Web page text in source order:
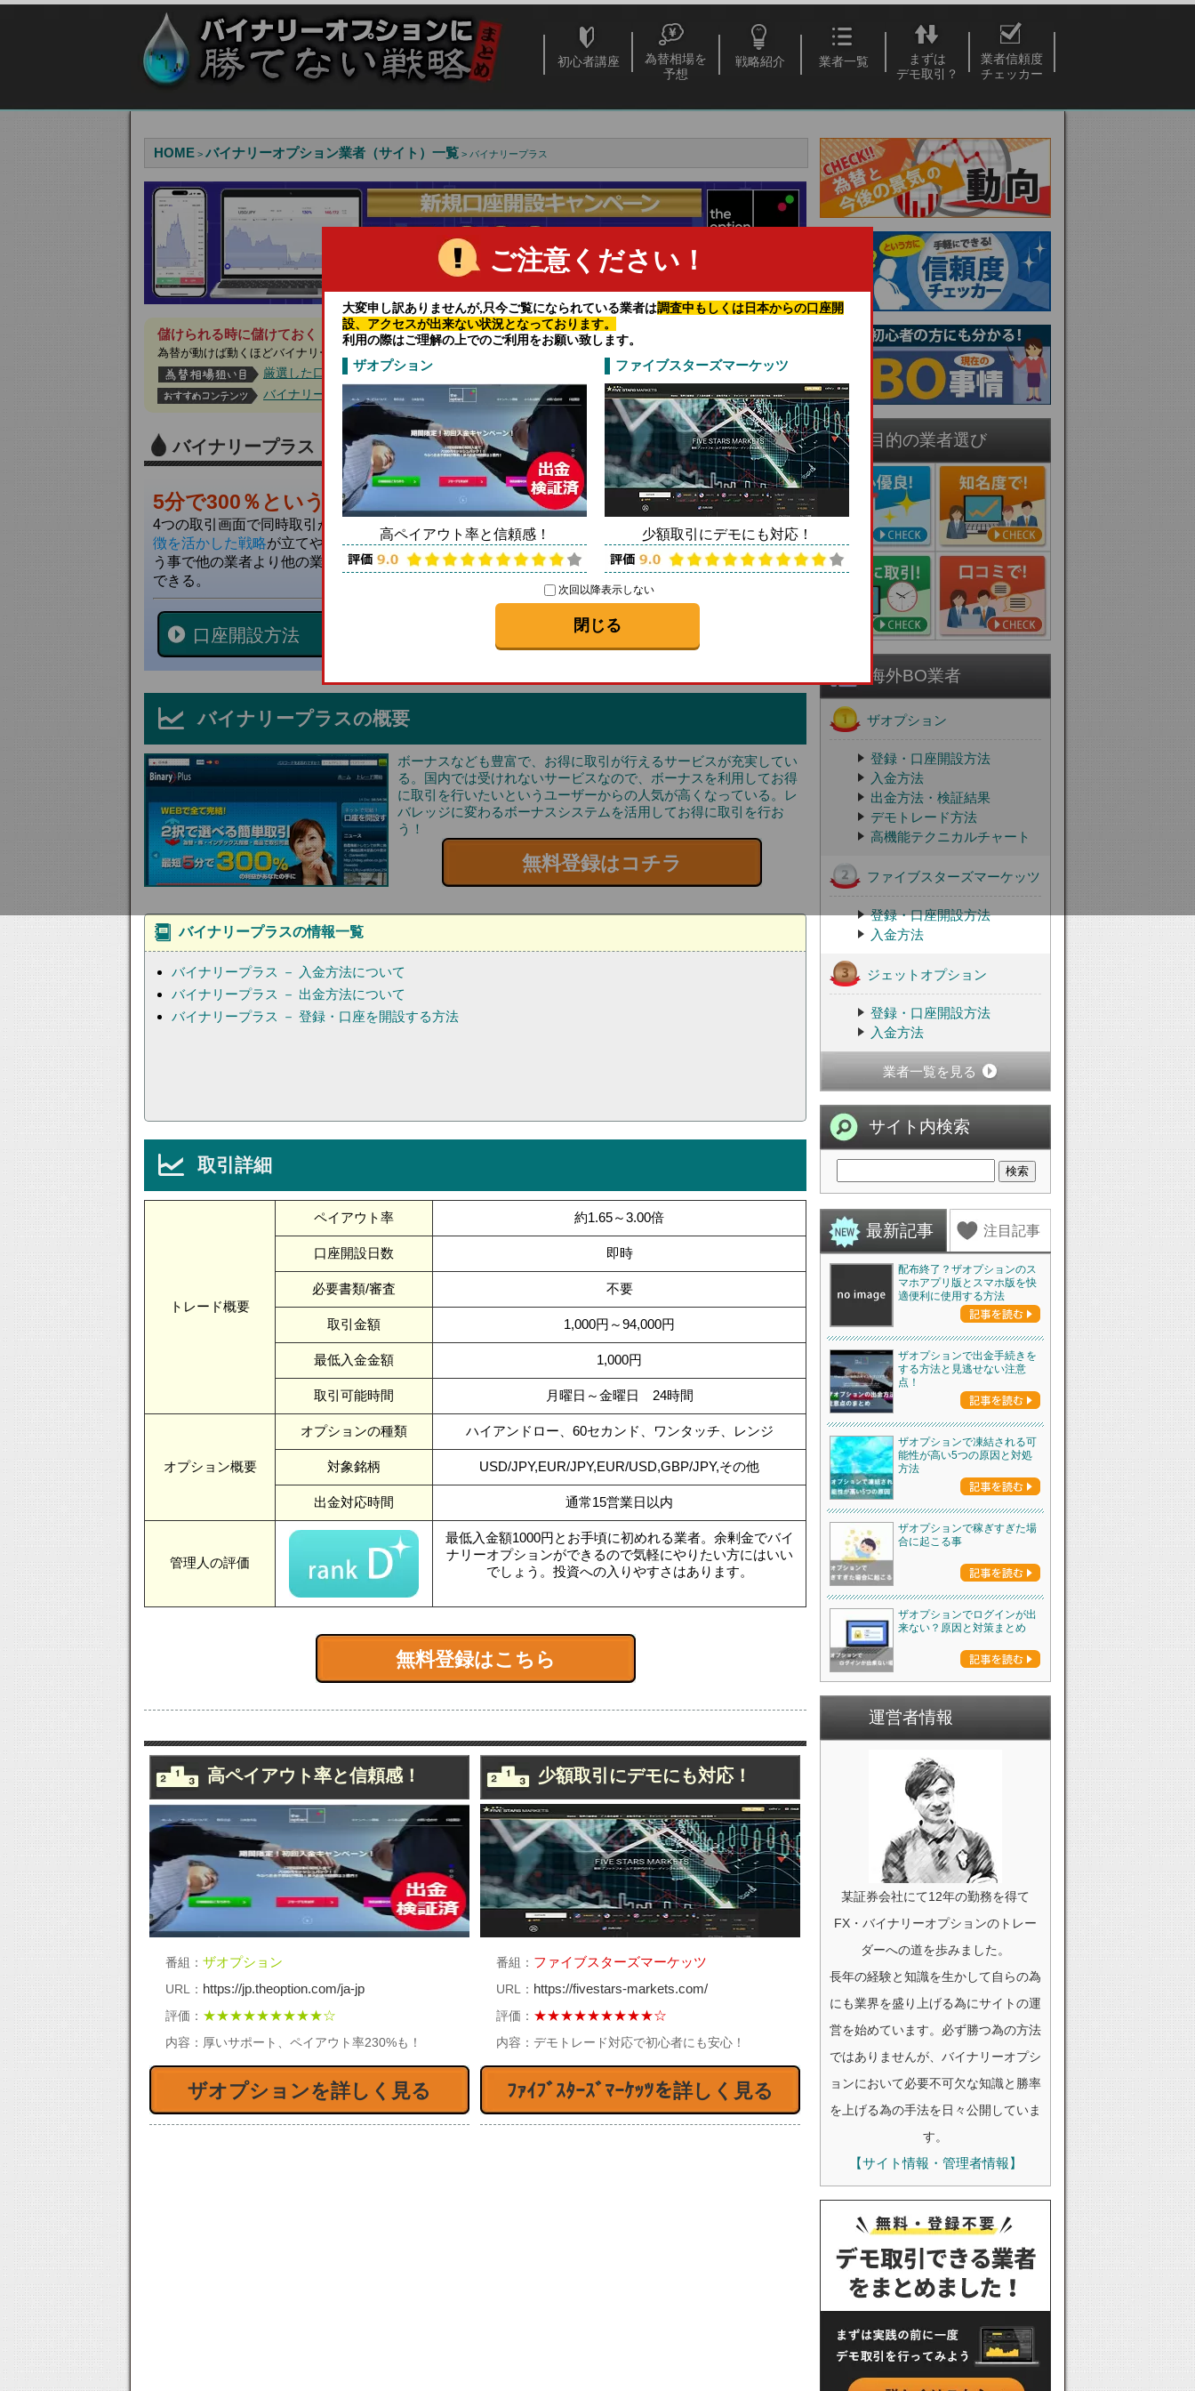
ご注意ください！
大変申し訳ありませんが,只今ご覧になられている業者は調査中もしくは日本からの口座開
設、アクセスが出来ない状況となっております。
利用の際はご理解の上でのご利用をお願い致します。
ザオプション
高ペイアウト率と信頼感！
ファイブスターズマーケッツ
少額取引にデモにも対応！
次回以降表示しない
閉じる
初心者講座
為替相場を
予想
戦略紹介 業者一覧
まずは
デモ取引？
業者信頼度
チェッカー
HOME > バイナリーオプション業者（サイト）一覧 > バイナリープラス
儲けられる時に儲けておく！今月は見逃せないバイナリーオプションの取引のチャンス
為替が動けば動くほどバイナリーオプションで取引をするチャンスは増えます。
厳選した口コミ評価の高い業者とは
バイナリーオプションで生計を立てるって難しい？
バイナリープラス
5分で300％という魅力のバイナリー！
4つの取引画面で同時取引が可能となっている。
通貨ペアの特
徴を活かした戦略が立てやすく、同時取引をコンスタントに行
う事で他の業者より他の業者より効率よく利益をあげることが
できる。
口座開設方法 出金方法
バイナリープラスの概要
ボーナスなども豊富で、お得に取引が行えるサービスが充実してい
る。国内では受けれないサービスなので、ボーナスを利用してお得
に取引を行いたいというユーザーからの人気が高くなっている。レ
バレッジに変わるボーナスシステムを活用してお得に取引を行お
う！
無料登録はコチラ
バイナリープラスの情報一覧
バイナリープラス － 入金方法について
バイナリープラス － 出金方法について
バイナリープラス － 登録・口座を開設する方法
取引詳細
トレード概要
ペイアウト率 約1.65～3.00倍
口座開設日数 即時
必要書類/審査 不要
取引金額 1,000円～94,000円
最低入金金額 1,000円
取引可能時間 月曜日～金曜日 24時間
オプション概要
オプションの種類 ハイアンドロー、60セカンド、ワンタッチ、レンジ
対象銘柄 USD/JPY,EUR/JPY,EUR/USD,GBP/JPY,その他
出金対応時間 通常15営業日以内
管理人の評価
最低入金額1000円とお手頃に初めれる業者。余剰金でバイ
ナリーオプションができるので気軽にやりたい方にはいい
でしょう。投資への入りやすさはあります。
無料登録はこちら
高ペイアウト率と信頼感！
番組：
URL：
評価：
内容：
ザオプション
https://jp.theoption.com/ja-jp
★★★★★★★★★☆
厚いサポート、ペイアウト率230%も！
ザオプションを詳しく見る
少額取引にデモにも対応！
番組：
URL：
評価：
内容：
ファイブスターズマーケッツ
https://fivestars-markets.com/
★★★★★★★★★☆
デモトレード対応で初心者にも安心！
ﾌｧｲﾌﾞｽﾀｰｽﾞﾏｰｹｯﾂを詳しく見る
目的の業者選び
海外BO業者
ザオプション
登録・口座開設方法
入金方法
出金方法・検証結果
デモトレード方法
高機能テクニカルチャート
ファイブスターズマーケッツ
登録・口座開設方法
入金方法
ジェットオプション
登録・口座開設方法
入金方法
業者一覧を見る
サイト内検索
最新記事 注目記事
配布終了？ザオプションのス
マホアプリ版とスマホ版を快
適便利に使用する方法
ザオプションで出金手続きを
する方法と見逃せない注意
点！
ザオプションで凍結される可
能性が高い5つの原因と対処
方法
ザオプションで稼ぎすぎた場
合に起こる事
ザオプションでログインが出
来ない？原因と対策まとめ
運営者情報
某証券会社にて12年の勤務を得て
FX・バイナリーオプションのトレー
ダーへの道を歩みました。
長年の経験と知識を生かして自らの為
にも業界を盛り上げる為にサイトの運
営を始めています。必ず勝つ為の方法
ではありませんが、バイナリーオプシ
ョンにおいて必要不可欠な知識と勝率
を上げる為の手法を日々公開していま
す。
【サイト情報・管理者情報】